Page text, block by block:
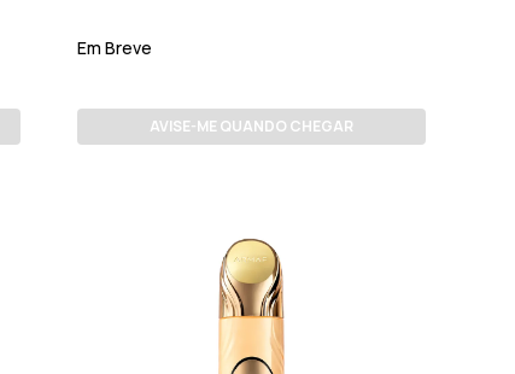
Em Breve
AVISE-ME QUANDO CHEGAR